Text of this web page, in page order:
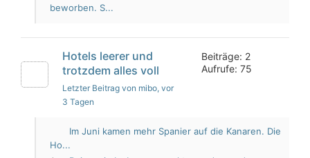
beworben. S...
Hotels leerer und
trotzdem alles voll
Letzter Beitrag von mibo, vor
3 Tagen
Beiträge: 2
Aufrufe: 75
Im Juni kamen mehr Spanier auf die Kanaren. Die
Ho...